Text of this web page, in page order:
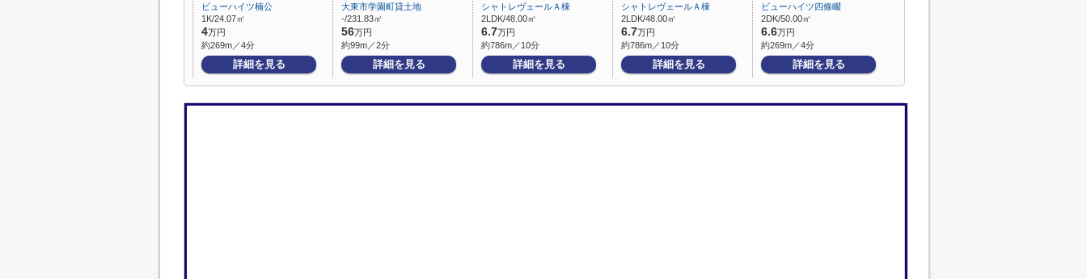
ビューハイツ楠公
1K/24.07㎡
4万円
約269m／4分
詳細を見る
大東市学園町貸土地
-/231.83㎡
56万円
約99m／2分
詳細を見る
シャトレヴェールＡ棟
2LDK/48.00㎡
6.7万円
約786m／10分
詳細を見る
シャトレヴェールＡ棟
2LDK/48.00㎡
6.7万円
約786m／10分
詳細を見る
ビューハイツ四條畷
2DK/50.00㎡
6.6万円
約269m／4分
詳細を見る